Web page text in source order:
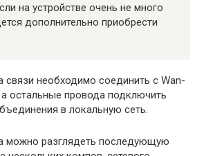
на устройстве очень не много
дополнительно приобрести
связи необходимо соединить с Wan-
а остальные провода подключить
в локальную сеть.
можно разглядеть последующую